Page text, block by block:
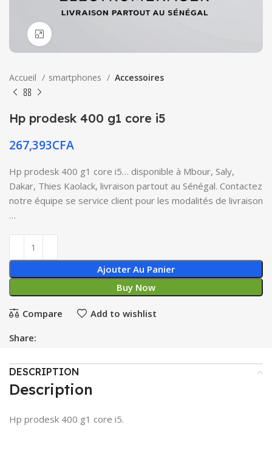
Accueil smartphones Accessoires
Hp prodesk 400 g1 core i5
267,393CFA
Hp prodesk 400 g1 core i5… disponible à Mbour, Saly,
Dakar, Thies Kaolack, livraison partout au Sénégal. Contactez
notre équipe se service client pour les modalités de livraison
…
Ajouter Au Panier
Buy Now
Compare Add to wishlist
Share:
DESCRIPTION
Description
Hp prodesk 400 g1 core i5.